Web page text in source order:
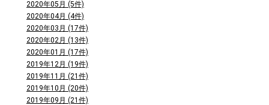
2020年05月 (5件)
2020年04月 (4件)
2020年03月 (17件)
2020年02月 (13件)
2020年01月 (17件)
2019年12月 (19件)
2019年11月 (21件)
2019年10月 (20件)
2019年09月 (21件)